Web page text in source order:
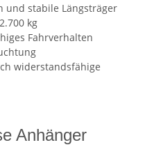
und stabile Längsträger
kg
Fahrverhalten
widerstandsfähige
Anhänger